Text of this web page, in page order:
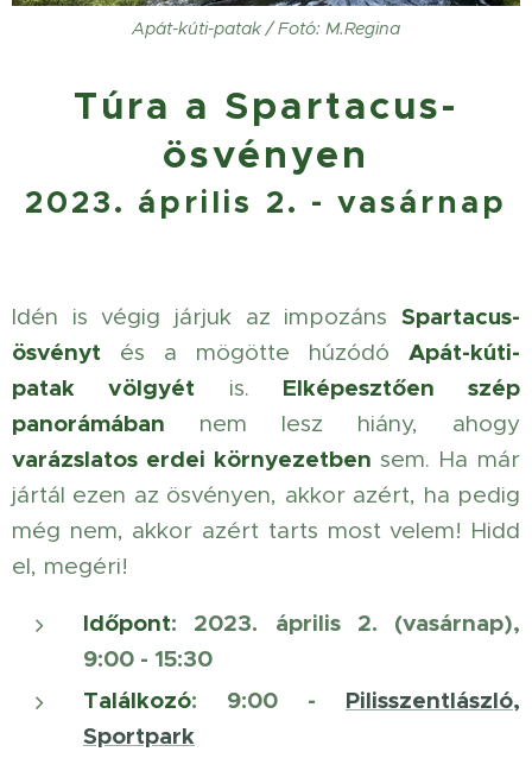
Apát-kúti-patak / Fotó: M.Regina
Túra a Spartacus-
ösvényen
2023. április 2. - vasárnap
Idén is végig járjuk az impozáns Spartacus-
ösvényt és a mögötte húzódó Apát-kúti-
patak völgyétis. Elképesztően szép
panorámában nem lesz hiány, ahogy
varázslatos erdei környezetben sem. Ha már
jártál ezen az ösvényen, akkor azért, ha pedig
még nem, akkor azért tarts most velem! Hidd
el, megéri!
Időpont: 2023. április 2. (vasárnap),
9:00 - 15:30
Találkozó: 9:00 - Pilisszentlászló,
Sportpark